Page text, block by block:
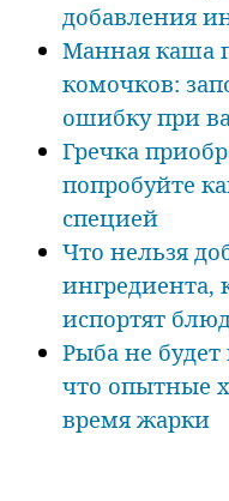
добавления
Манная каша
комочков:
ошибку при
Гречка
попробуйте
специей
Что нельзя
ингредиента,
испортят
Рыба не будет
что опытные
время жарки